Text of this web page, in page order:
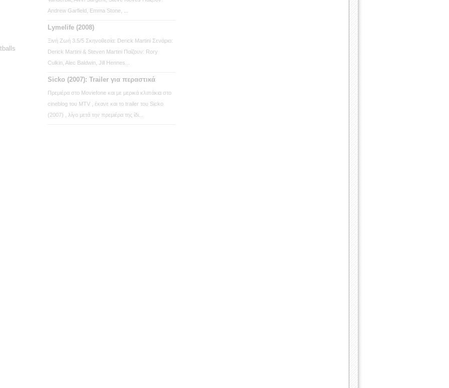
Andrew Garfield, Emma Stone, ...
Lymelife (2008)
Ξινή Ζωή 3.5/5 Σκηνοθεσία: Derick Martini Σενάριο:
Derick Martini & Steven Martini Παίζουν: Rory
Culkin, Alec Baldwin, Jill Hennes...
Sicko (2007): Trailer για περαστικά
Πρεμιέρα στο Moviefone και με μερικά κλιπάκια στο
cineblog του MTV , έκανε και το trailer του Sicko
(2007) , λίγο μετά την πρεμιέρα της ίδι...